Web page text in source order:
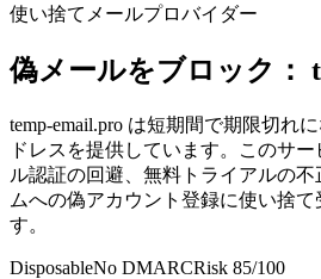
使い捨てメールプロバイダー
偽メールをブロック：
temp-email.pro は短期間で期限切れ
ドレスを提供しています。このサ
ル認証の回避、無料トライアルの
ムへの偽アカウント登録に使い捨
す。
DisposableNo DMARCRisk 85/100